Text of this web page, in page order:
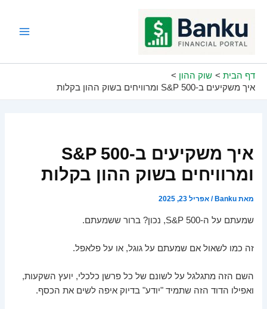
דף הבית
שוק ההון
איך משקיעים ב-S&P 500 ומרוויחים בשוק ההון בקלות
איך משקיעים ב-S&P 500
ומרוויחים בשוק ההון בקלות
מאתBanku
/אפריל 23, 2025
שמעתם על ה-S&P 500, נכון? ברור ששמעתם.
זה כמו לשאול אם שמעתם על גוגל, או על פלאפל.
השם הזה מתגלגל על לשונם של כל פרשן כלכלי, יועץ השקעות,
ואפילו הדוד הזה שתמיד "יודע" בדיוק איפה לשים את הכסף.